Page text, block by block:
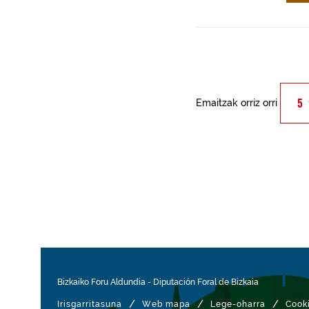
Emaitzak orriz orri
Bizkaiko Foru Aldundia - Diputación Foral de Bizkaia
Irisgarritasuna / Web mapa / Lege-oharra /